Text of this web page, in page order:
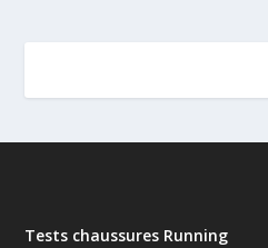
Tests chaussures Running